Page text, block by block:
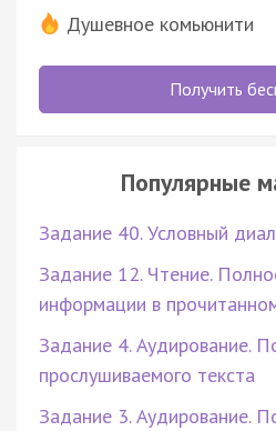
Душевное комьюнити
Получить
Популярные
Задание 40. Условный
Задание 12. Чтение.
информации в
Задание 4. Аудирование.
прослушиваемого текста
Задание 3. Аудирование.